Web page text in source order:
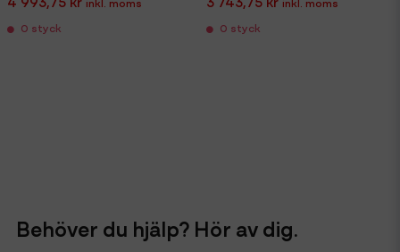
0 styck 0 styck
Behöver du hjälp? Hör av dig.